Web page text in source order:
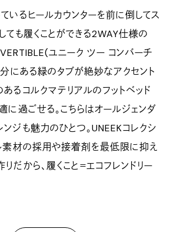
いるヒールカウンターを前に倒してス
ても履くことができる2WAY仕様の
ユニーク ツー コンバーチ
にある緑のタブが絶妙なアクセント
るコルクマテリアルのフットベッド
に過ごせる。こちらはオールジェンダ
ジも魅力のひとつ。UNEEKコレクシ
素材の採用や接着剤を最低限に抑え
だから、履くこと＝エコフレンドリー